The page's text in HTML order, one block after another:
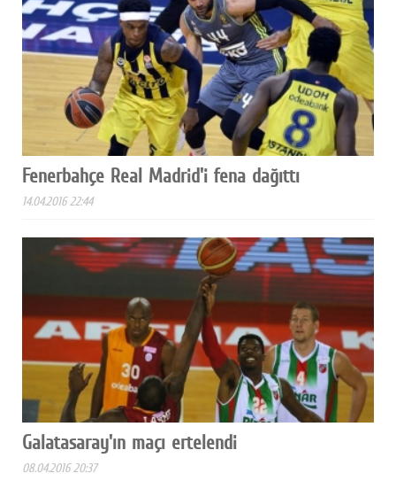
Fenerbahçe Real Madrid'i fena dağıttı
14.04.2016 22:44
Galatasaray'ın maçı ertelendi
08.04.2016 20:37